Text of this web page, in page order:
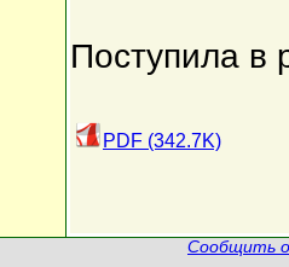
Поступила в
PDF (342.7K)
Сообщить о